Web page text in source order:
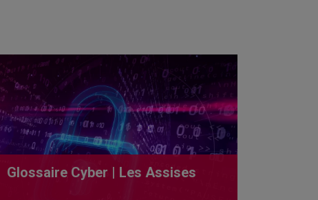
Glossaire Cyber | Les Assises